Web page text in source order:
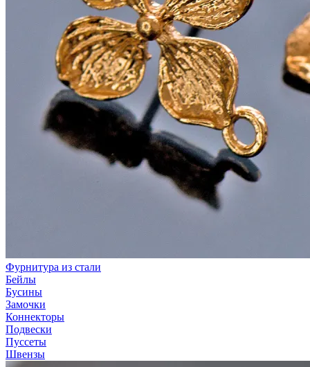
Фурнитура из стали
Бейлы
Бусины
Замочки
Коннекторы
Подвески
Пуссеты
Швензы